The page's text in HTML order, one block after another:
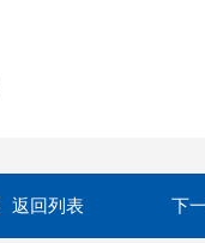
返回列表 下